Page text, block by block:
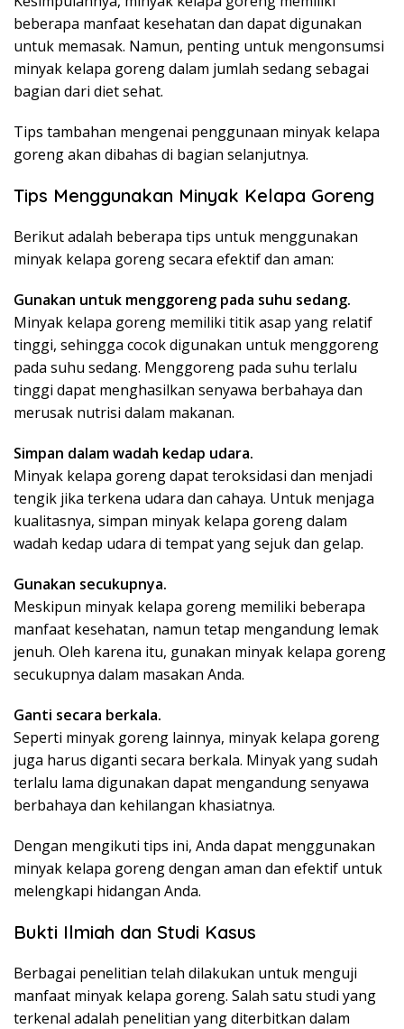
beberapa manfaat kesehatan dan dapat digunakan
untuk memasak. Namun, penting untuk mengonsumsi
minyak kelapa goreng dalam jumlah sedang sebagai
bagian dari diet sehat.
Tips tambahan mengenai penggunaan minyak kelapa
goreng akan dibahas di bagian selanjutnya.
Tips Menggunakan Minyak Kelapa Goreng
Berikut adalah beberapa tips untuk menggunakan
minyak kelapa goreng secara efektif dan aman:
Gunakan untuk menggoreng pada suhu sedang.
Minyak kelapa goreng memiliki titik asap yang relatif
tinggi, sehingga cocok digunakan untuk menggoreng
pada suhu sedang. Menggoreng pada suhu terlalu
tinggi dapat menghasilkan senyawa berbahaya dan
merusak nutrisi dalam makanan.
Simpan dalam wadah kedap udara.
Minyak kelapa goreng dapat teroksidasi dan menjadi
tengik jika terkena udara dan cahaya. Untuk menjaga
kualitasnya, simpan minyak kelapa goreng dalam
wadah kedap udara di tempat yang sejuk dan gelap.
Gunakan secukupnya.
Meskipun minyak kelapa goreng memiliki beberapa
manfaat kesehatan, namun tetap mengandung lemak
jenuh. Oleh karena itu, gunakan minyak kelapa goreng
secukupnya dalam masakan Anda.
Ganti secara berkala.
Seperti minyak goreng lainnya, minyak kelapa goreng
juga harus diganti secara berkala. Minyak yang sudah
terlalu lama digunakan dapat mengandung senyawa
berbahaya dan kehilangan khasiatnya.
Dengan mengikuti tips ini, Anda dapat menggunakan
minyak kelapa goreng dengan aman dan efektif untuk
melengkapi hidangan Anda.
Bukti Ilmiah dan Studi Kasus
Berbagai penelitian telah dilakukan untuk menguji
manfaat minyak kelapa goreng. Salah satu studi yang
terkenal adalah penelitian yang diterbitkan dalam